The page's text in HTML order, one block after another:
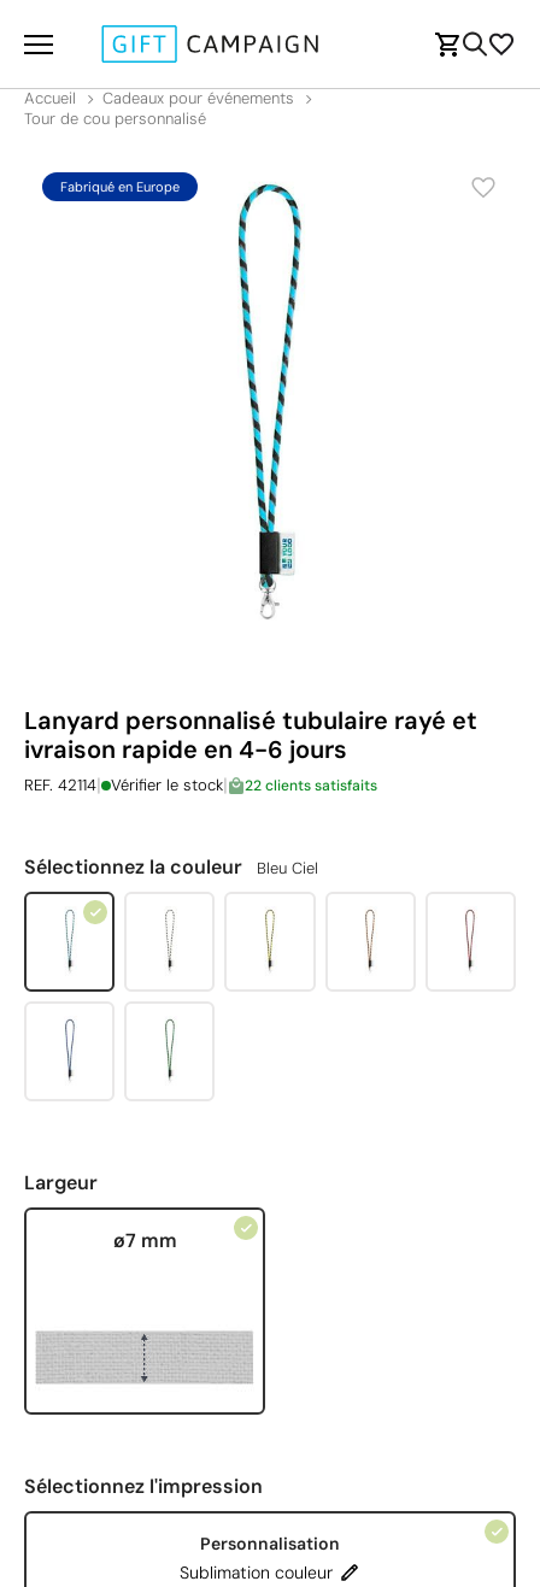
Accueil
Cadeaux pour événements
Tour de cou personnalisé
Fabriqué en Europe
Lanyard personnalisé tubulaire rayé et
ivraison rapide en 4-6 jours
REF. 42114| Vérifier le stock| 22 clients satisfaits
Sélectionnez la couleur Bleu Ciel
Largeur
ø7 mm
Sélectionnez l'impression
Personnalisation
Sublimation couleur